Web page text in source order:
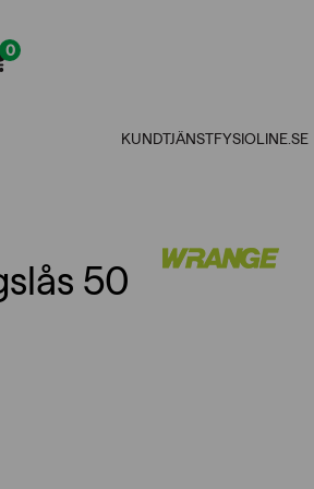
0
KUNDTJÄNSTFYSIOLINE.SE
50